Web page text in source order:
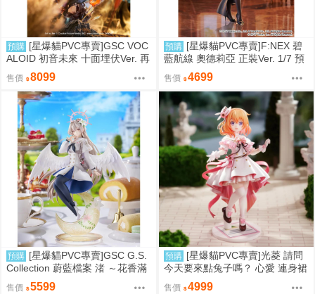
預購 [星爆貓PVC專賣]GSC VOC
ALOID 初音未來 十面埋伏Ver. 再
版 預計2027/10到貨
售價 8099
預購 [星爆貓PVC專賣]F:NEX 碧
藍航線 奧德莉亞 正裝Ver. 1/7 預
計2027/06到貨
售價 4699
預購 [星爆貓PVC專賣]GSC G.S.
Collection 蔚藍檔案 渚 ～花香滿
溢的微笑～ 預計2027/12到貨
售價 5599
預購 [星爆貓PVC專賣]光菱 請問
今天要來點兔子嗎？ 心愛 連身裙
Ver. 預計2027/08到貨
售價 4999